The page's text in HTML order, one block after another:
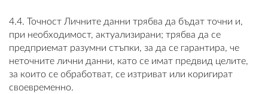
4.4. Точност Личните данни трябва да бъдат точни и,
при необходимост, актуализирани; трябва да се
предприемат разумни стъпки, за да се гарантира, че
неточните лични данни, като се имат предвид целите,
за които се обработват, се изтриват или коригират
своевременно.